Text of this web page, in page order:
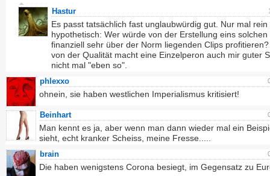
Hastur
Es passt tatsächlich fast unglaubwürdig gut. Nur mal rein
hypothetisch: Wer würde von der Erstellung eins solchen
finanziell sehr über der Norm liegenden Clips
von der Qualität macht eine Einzelperon auch mir guter
nicht mal "eben so".
phlexxo
ohnein, sie haben westlichen Imperialismus kritisiert!
Beinhart
Man kennt es ja, aber wenn man dann wieder mal ein
sieht, echt kranker Scheiss, meine Fresse.....
brain
Die haben wenigstens Corona besiegt, im Gegensatz zu